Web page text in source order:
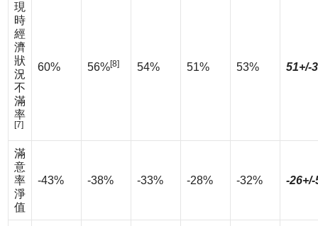
現
時
經
濟
狀
況
不
滿
率
[7]
60% 56%[8] 54% 51% 53% 51+/-
滿
意
率
淨
值
-43% -38% -33% -28% -32% -26+/-